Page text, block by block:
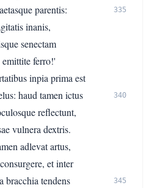
parentis:
335
inanis,
senectam
ferro!'
inpia prima est
haud tamen ictus
340
reflectunt,
vulnera dextris.
adlevat artus,
et inter
bracchia tendens
345